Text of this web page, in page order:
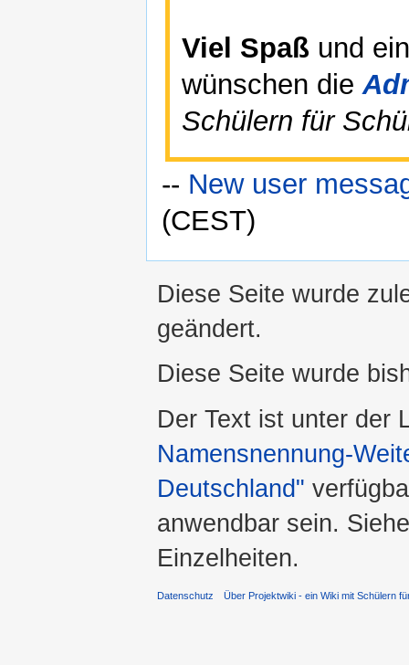
Viel Spaß und
wünschen die
Schülern für
-- New user
(CEST)
Diese Seite wurde
geändert.
Diese Seite wurde
Der Text ist unter der
Namensnennung-
Deutschland"
anwendbar sein.
Einzelheiten.
Datenschutz Über Projektwiki - ein Wiki mit Schülern